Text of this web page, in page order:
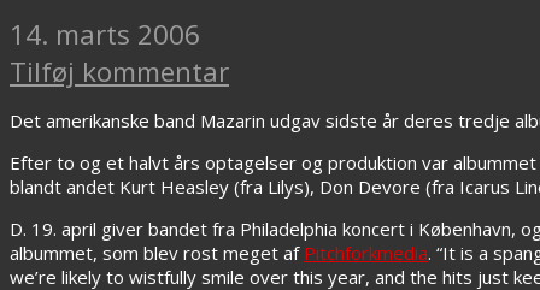
14. marts 2006
Tilføj kommentar
Det amerikanske band Mazarin udgav sidste år deres tredje
Efter to og et halvt års optagelser og produktion var
blandt andet Kurt Heasley (fra Lilys), Don Devore (fra Icarus
D. 19. april giver bandet fra Philadelphia koncert i
albummet, som blev rost meget af Pitchforkmedia. “It is a
we’re likely to wistfully smile over this year, and the hits just